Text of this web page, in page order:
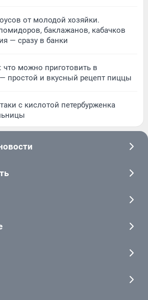
от молодой хозяйки.
баклажанов, кабачков
— сразу в банки
что можно приготовить в
простой и вкусный рецепт пиццы
с кислотой петербурженка